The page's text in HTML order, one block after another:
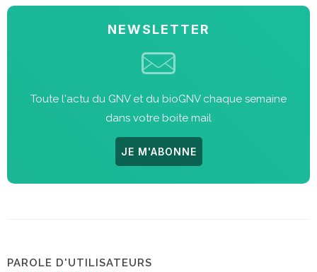
NEWSLETTER
Toute l'actu du GNV et du bioGNV chaque semaine
dans votre boite mail
JE M'ABONNE
PAROLE D'UTILISATEURS